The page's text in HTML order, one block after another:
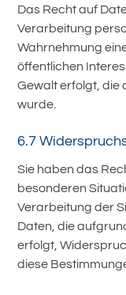
Das Recht auf
Verarbeitung
Wahrnehmung
öffentlichen
Gewalt erfolgt, die
wurde.
6.7
Sie haben das
besonderen
Verarbeitung der
Daten, die
erfolgt,
diese